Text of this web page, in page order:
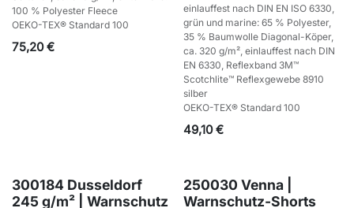
100 % Polyester Fleece
OEKO-TEX® Standard 100
75,20€
einlauffest nach DIN EN ISO 6330,
grün und marine: 65 % Polyester,
35 % Baumwolle Diagonal-Köper,
ca. 320 g/m², einlauffest nach DIN
EN 6330, Reflexband 3M™
Scotchlite™ Reflexgewebe 8910
silber
OEKO-TEX® Standard 100
49,10€
300184 Dusseldorf
245 g/m² | Warnschutz
250030 Venna |
Warnschutz-Shorts